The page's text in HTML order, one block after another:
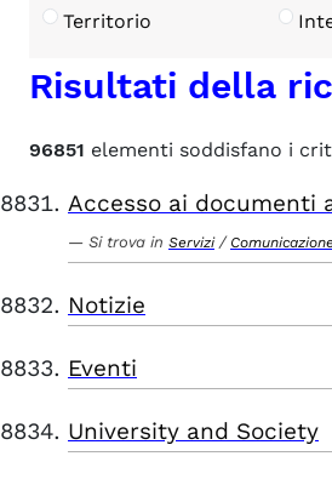
Territorio
Risultati della
96851 elementi soddisfano i
Accesso ai documenti
Si trova in Servizi /
Notizie
Eventi
University and Society